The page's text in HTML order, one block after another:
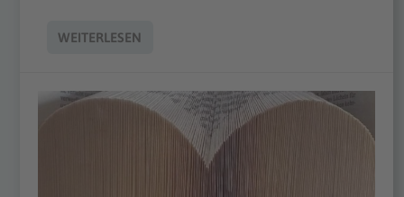
WEITERLESEN